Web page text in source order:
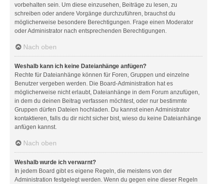
vorbehalten sein. Um diese einzusehen, Beiträge zu lesen, zu
schreiben oder andere Vorgänge durchzuführen, brauchst du
möglicherweise besondere Berechtigungen. Frage einen Moderator
oder Administrator nach entsprechenden Berechtigungen.
Nach oben
Weshalb kann ich keine Dateianhänge anfügen?
Rechte für Dateianhänge können für Foren, Gruppen und einzelne
Benutzer vergeben werden. Die Board-Administration hat es
möglicherweise nicht erlaubt, Dateianhänge in dem Forum anzufügen,
in dem du deinen Beitrag verfassen möchtest, oder nur bestimmte
Gruppen dürfen Dateien hochladen. Du kannst einen Administrator
kontaktieren, falls du dir nicht sicher bist, wieso du keine Dateianhänge
anfügen kannst.
Nach oben
Weshalb wurde ich verwarnt?
In jedem Board gibt es eigene Regeln, die meistens von der
Administration festgelegt werden. Wenn du gegen eine dieser Regeln